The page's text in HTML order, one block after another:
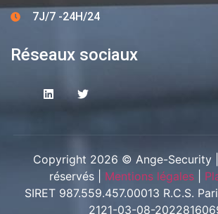
7J/7 -24H/24
Réseaux sociaux
Copyright 2026 © Ange-Security
réservés | Mentions légales|
SIRET 987.559.457.00013 R.C.S.
2121-03-08-